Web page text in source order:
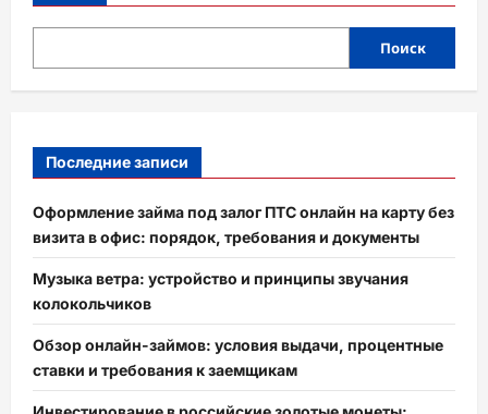
Поиск
Последние записи
Оформление займа под залог ПТС онлайн на карту без
визита в офис: порядок, требования и документы
Музыка ветра: устройство и принципы звучания
колокольчиков
Обзор онлайн-займов: условия выдачи, процентные
ставки и требования к заемщикам